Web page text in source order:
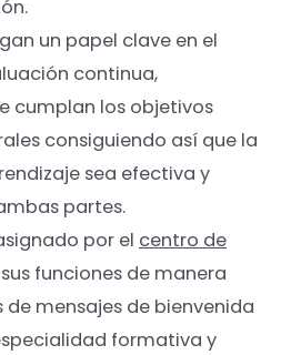
un papel clave en el
continua,
cumplan los objetivos
consiguiendo así que la
sea efectiva y
partes.
por el centro de
funciones de manera
mensajes de bienvenida
formativa y